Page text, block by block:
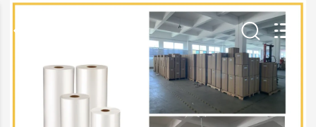
2026
MATERIAL CO., LTD..